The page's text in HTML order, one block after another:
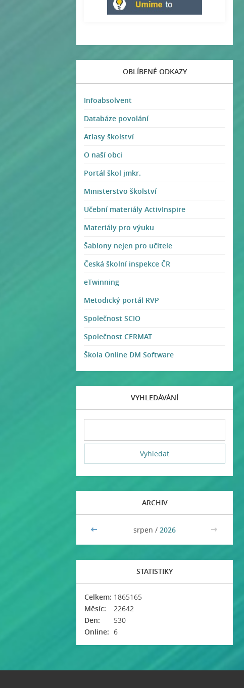
OBLÍBENÉ ODKAZY
Infoabsolvent
Databáze povolání
Atlasy školství
O naší obci
Portál škol jmkr.
Ministerstvo školství
Učební materiály ActivInspire
Materiály pro výuku
Šablony nejen pro učitele
Česká školní inspekce ČR
eTwinning
Metodický portál RVP
Společnost SCIO
Společnost CERMAT
Škola Online DM Software
VYHLEDÁVÁNÍ
ARCHIV
<< srpen / 2026 >>
STATISTIKY
Online: 6
Celkem: 1865165
Měsíc:
22642
Den:
530